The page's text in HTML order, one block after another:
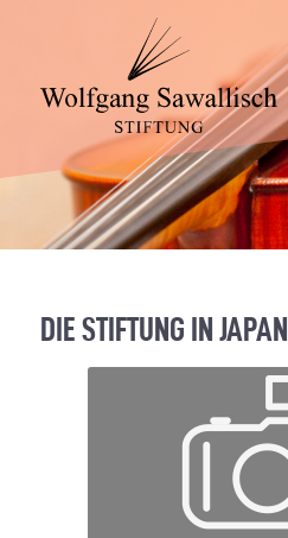
DIE STIFTUNG IN JAPAN